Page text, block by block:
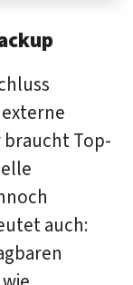
Top-
auch: